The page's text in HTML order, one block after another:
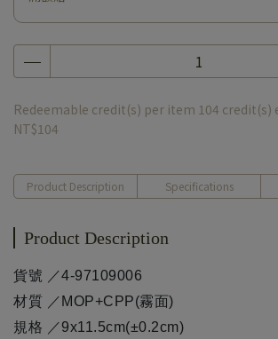
Redeemable credit(s) per item 104 credit(s)
NT$104
Product Description Specifications
Product Description
貨號 ／4-97109006
材質 ／MOP+CPP(霧面)
規格 ／9x11.5cm(±0.2cm)